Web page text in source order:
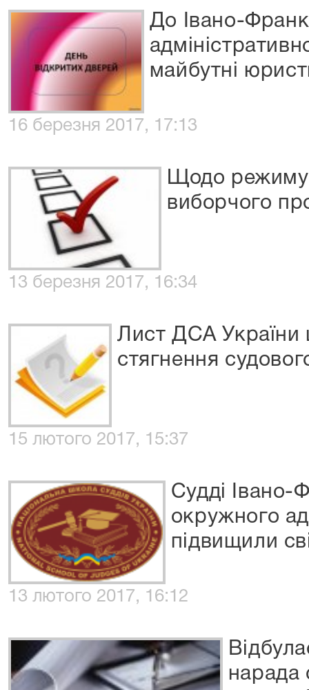
До Івано-
майбутні
16 березня 2017, 17:13
Щодо режиму
виборчого
13 березня 2017, 16:34
Лист ДСА України
стягнення
15 лютого 2017, 15:37
Судді Івано-
окружного
підвищили
13 лютого 2017, 16:12
нарада